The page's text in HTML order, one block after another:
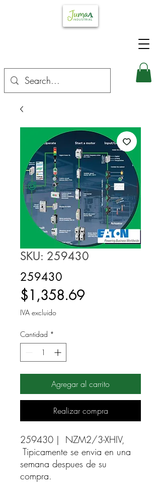
SKU: 259430
259430
$1,358.69Precio
IVA excluido
Cantidad *
Agregar al carrito
Realizar compra
259430 |  NZM2/3-XHIV,
Tipicamente se envia en una
semana despues de su
compra.